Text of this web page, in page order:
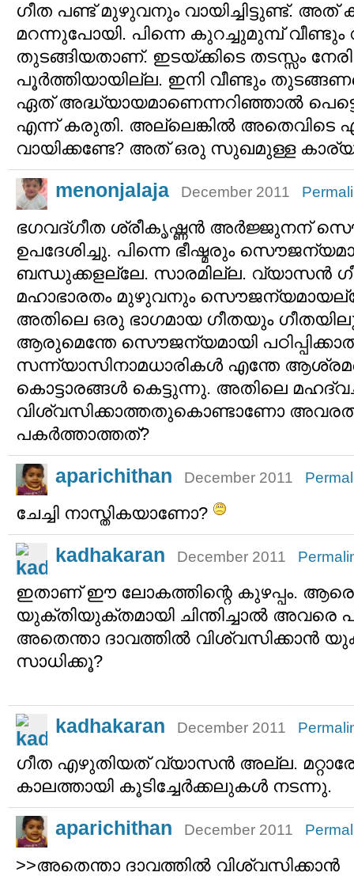
ഗീത പണ്ട് മുഴുവനും വായിച്ചിട്ടുണ്ട്. അത്
മറന്നുപോയി. പിന്നെ കുറച്ചുമുമ്പ് വീണ്ടും
തുടങ്ങിയതാണ്. ഇടയ്ക്കിടെ തടസ്സം
പൂര്‍ത്തിയായില്ല. ഇനി വീണ്ടും
ഏത് അദ്ധ്യായമാണെന്നറിഞ്ഞാല്‍
എന്ന് കരുതി. അല്ലെങ്കില്‍ അതെവിടെ
വായിക്കണ്ടേ? അത് ഒരു സുഖമുള്ള
menonjalaja December 2011
ഭഗവദ്‌ഗീത ശ്രീകൃഷ്ണന്‍ അര്‍ജ്ജുനന്
ഉപദേശിച്ചു. പിന്നെ ഭീഷ്മരും
ബന്ധുക്കളല്ലേ. സാരമില്ല. വ്യാസന്‍
മഹാഭാരതം മുഴുവനും
അതിലെ ഒരു ഭാഗമായ ഗീതയും
ആരുമെന്തേ സൌജന്യമായി
സന്ന്യാസിനാമധാരികള്‍ എന്തേ
കൊട്ടാരങ്ങള്‍ കെട്ടുന്നു. അതിലെ
വിശ്വസിക്കാത്തതുകൊണ്ടാണോ അവരത്
പകര്‍ത്താത്തത്?
aparichithan December 2011
ചേച്ചി നാസ്തികയാണോ?
kadhakaran December 2011
ഇതാണ് ഈ ലോകത്തിന്റെ കുഴപ്പം.
യുക്തിയുക്തമായി ചിന്തിച്ചാല്‍ അവരെ
അതെന്താ ദാവത്തില്‍ വിശ്വസിക്കാന്‍
സാധിക്കൂ?
kadhakaran December 2011
ഗീത എഴുതിയത് വ്യാസന്‍ അല്ല.
കാലത്തായി കൂടിച്ചേര്‍ക്കലുകള്‍ നടന്നു.
aparichithan December 2011
>>അതെന്താ ദാവത്തില്‍ വിശ്വസിക്കാന്‍